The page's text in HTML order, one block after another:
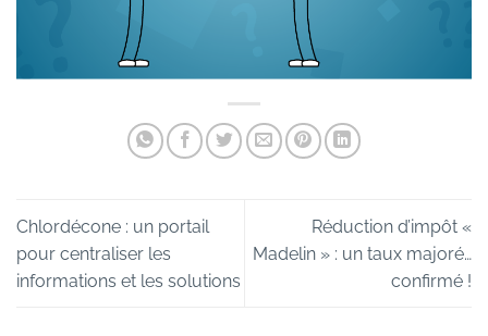
Chlordécone : un portail
pour centraliser les
informations et les solutions
Réduction d’impôt «
Madelin » : un taux majoré…
confirmé !